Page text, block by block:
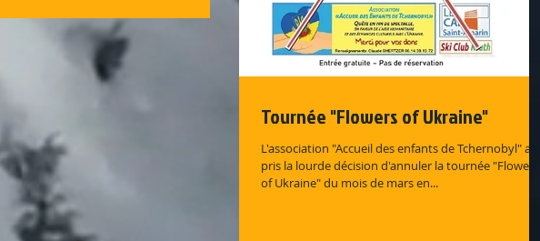
Tournée "Flowers of Ukraine"
L'association "Accueil des enfants de Tchernobyl" a
pris la lourde décision d'annuler la tournée "Flowers
of Ukraine" du mois de mars en...